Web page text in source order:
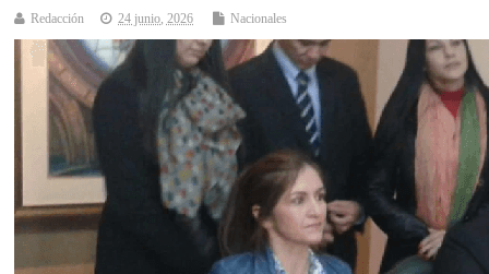
Redacción 24 junio, 2026 Nacionales